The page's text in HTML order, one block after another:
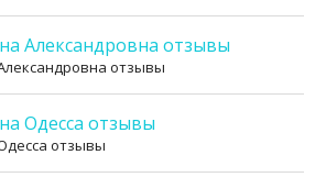
Александровна отзывы
отзывы
Одесса отзывы
отзывы